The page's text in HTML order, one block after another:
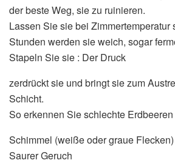
der beste Weg, sie zu ruinieren.
Lassen Sie sie bei Zimmertemperatur
Stunden werden sie weich, sogar
Stapeln Sie sie : Der Druck
zerdrückt sie und bringt sie zum
Schicht.
So erkennen Sie schlechte Erdbeeren
Schimmel (weiße oder graue Flecken)
Saurer Geruch